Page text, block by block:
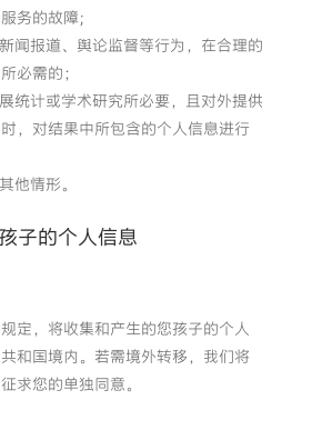
务的故障;
闻报道、舆论监督等行为，在合理的
必需的；
统计或学术研究所必要，且对外提供
，对结果中所包含的个人信息进行
他情形。
子的个人信息
定，将收集和产生的您孩子的个人
和国境内。若需境外转移，我们将
求您的单独同意。